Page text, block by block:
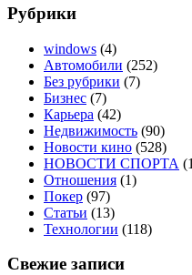
Рубрики
windows (4)
Автомобили (252)
Без рубрики (7)
Бизнес (7)
Карьера (42)
Недвижимость (90)
Новости кино (528)
НОВОСТИ СПОРТА
Отношения (1)
Покер (97)
Статьи (13)
Технологии (118)
Свежие записи